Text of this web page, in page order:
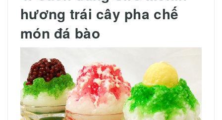
hương trái cây pha chế
món đá bào